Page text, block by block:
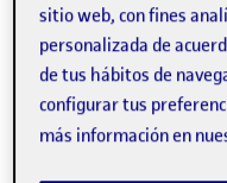
ELENA PLANAS HORTAL,
FERNÁNDEZ-FERRER
Directora de programa del
Informática, Multimedia y
del Grado de Técnicas de
Informática, Multimedia y
Estudios de Psicología y Ciencias
La adopción de
grandes expectativas
sitio web, con fines
personalizada de
de tus hábitos de
configurar tus
más información en